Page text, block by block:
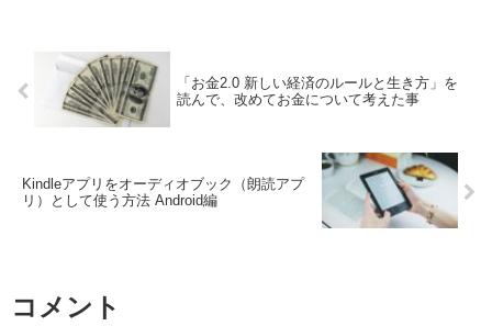
「お金2.0 新しい経済のルールと生き方」を
読んで、改めてお金について考えた事
Kindleアプリをオーディオブック（朗読アプ
リ）として使う方法 Android編
コメント